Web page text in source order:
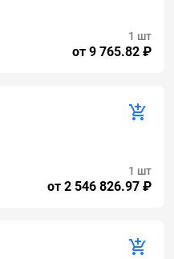
от 9 765.82 ₽
1 шт
от 2 546 826.97 ₽
1 шт